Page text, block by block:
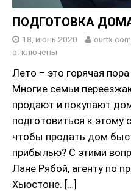
ПОДГОТОВКА
18, июнь 2020 ourtx.com
отключены
Лето – это горячая
Многие семьи
продают и покупают
подготовиться к этому
чтобы продать дом
прибылью? С этими
Лане Рябой, агенту по
Хьюстоне. […]